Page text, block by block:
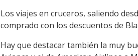
Los viajes en cruceros, saliendo
comprado con los descuentos de
Hay que destacar también la muy